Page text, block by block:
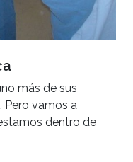
más de sus
Pero vamos a
dentro de